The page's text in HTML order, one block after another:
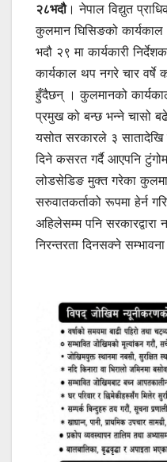
२८भदौ। नेपाल विद्युत
कुलमान घिसिङको
भदौ २९ मा कार्यकारी
कार्यकाल थप नगरे चार वर्षे
हुँदैछन् । कुलमानको
प्रमुख को बन्छ भन्ने चासो
यसोत सरकारले ३ सातादेखि
दिने कसरत गर्दै आएपनि
लोडसेडिङ मुक्त गरेका
सरुवातकर्ताको रूपमा हेर्न
अहिलेसम्म पनि
निरन्तरता दिनसक्ने